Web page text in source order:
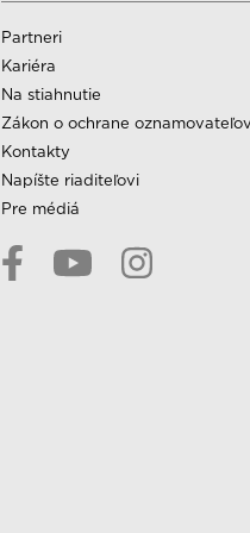
Partneri
Kariéra
Na stiahnutie
Zákon o ochrane oznamovateľov
Kontakty
Napíšte riaditeľovi
Pre médiá